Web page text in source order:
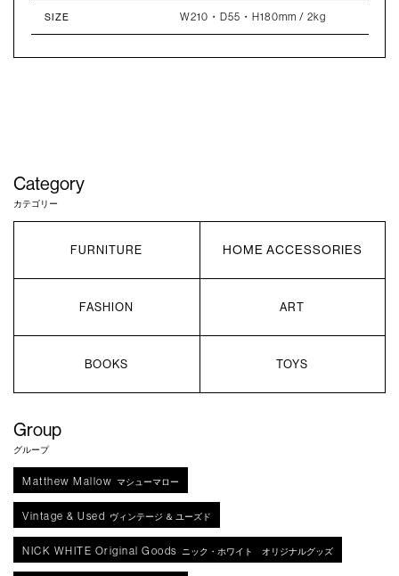
SIZE W210・D55・H180mm / 2kg
Category
カテゴリー
FURNITURE HOME ACCESSORIES
FASHION ART
BOOKS TOYS
Group
グループ
Matthew Mallow マシューマロー
Vintage & Used ヴィンテージ ＆ ユーズド
NICK WHITE Original Goods ニック・ホワイト オリジナルグッズ